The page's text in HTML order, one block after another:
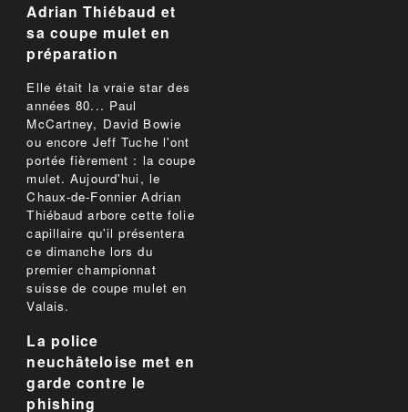
Adrian Thiébaud et
sa coupe mulet en
préparation
Elle était la vraie star des
années 80... Paul
McCartney, David Bowie
ou encore Jeff Tuche l'ont
portée fièrement : la coupe
mulet. Aujourd'hui, le
Chaux-de-Fonnier Adrian
Thiébaud arbore cette folie
capillaire qu'il présentera
ce dimanche lors du
premier championnat
suisse de coupe mulet en
Valais.
La police
neuchâteloise met en
garde contre le
phishing